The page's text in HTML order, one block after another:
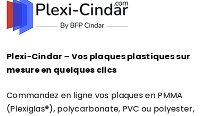
Plexi-Cindar – Vos plaques plastiques sur
mesure en quelques clics
Commandez en ligne vos plaques en PMMA
(Plexiglas®), polycarbonate, PVC ou polyester,